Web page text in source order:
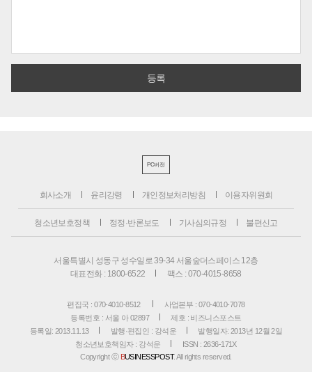
PC버전
회사소개 윤리강령 개인정보처리방침 이용자위원회
청소년보호정책 정정·반론보도 기사심의규정 불편신고
서울특별시 성동구 성수일로 39-34 서울숲더스페이스 12층
대표전화 : 1800-6522
팩스 : 070-4015-8658
편집국 : 070-4010-8512
사업본부 : 070-4010-7078
등록번호 : 서울 아 02897
제호 : 비즈니스포스트
등록일: 2013.11.13
발행·편집인 : 강석운
발행일자: 2013년 12월 2일
청소년보호책임자 : 강석운
ISSN : 2636-171X
Copyright ⓒ BUSINESSPOST. All rights reserved.